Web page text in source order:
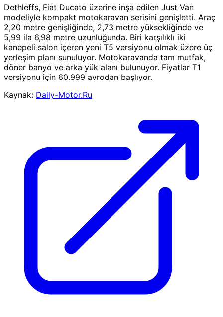
Dethleffs, Fiat Ducato üzerine inşa edilen Just Van
modeliyle kompakt motokaravan serisini genişletti. Araç
2,20 metre genişliğinde, 2,73 metre yüksekliğinde ve
5,99 ila 6,98 metre uzunluğunda. Biri karşılıklı iki
kanepeli salon içeren yeni T5 versiyonu olmak üzere üç
yerleşim planı sunuluyor. Motokaravanda tam mutfak,
döner banyo ve arka yük alanı bulunuyor. Fiyatlar T1
versiyonu için 60.999 avrodan başlıyor.
Kaynak: Daily-Motor.Ru